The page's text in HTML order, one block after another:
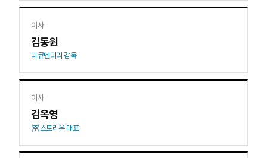
이사
김동원
다큐멘터리 감독
이사
김옥영
㈜스토리온 대표